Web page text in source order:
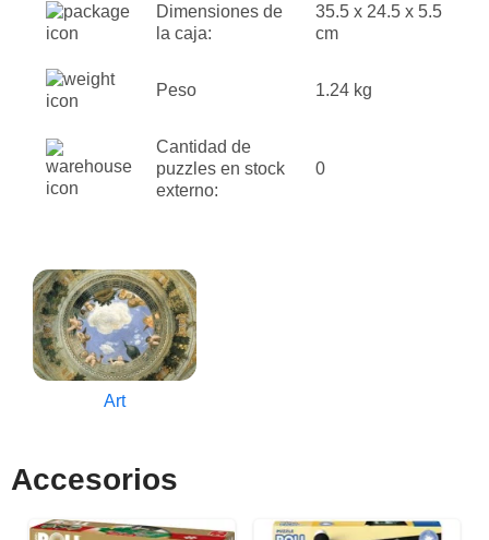
Dimensiones de
la caja:
35.5 x 24.5 x 5.5
cm
Peso 1.24 kg
Cantidad de
puzzles en stock
externo:
0
Art
Accesorios